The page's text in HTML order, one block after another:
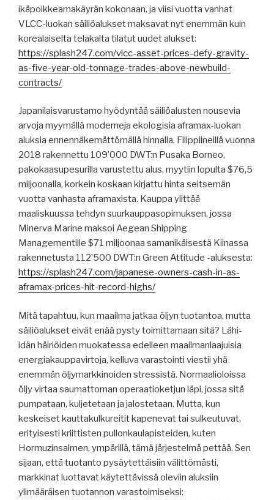
ikäpoikkeamakäyrän kokonaan, ja viisi vuotta vanhat
VLCC-luokan säiliöalukset maksavat nyt enemmän kuin
korealaiselta telakalta tilatut uudet alukset:
https://splash247.com/vlcc-asset-prices-defy-gravity-
as-five-year-old-tonnage-trades-above-newbuild-
contracts/
Japanilaisvarustamo hyödyntää säiliöalusten nousevia
arvoja myymällä moderneja ekologisia aframax-luokan
aluksia ennennäkemättömällä hinnalla. Filippiineillä vuonna
2018 rakennettu 109’000 DWT:n Pusaka Borneo,
pakokaasupesurilla varustettu alus, myytiin lopulta $76,5
miljoonalla, korkein koskaan kirjattu hinta seitsemän
vuotta vanhasta aframaxista. Kauppa ylittää
maaliskuussa tehdyn suurkauppasopimuksen, jossa
Minerva Marine maksoi Aegean Shipping
Managementille $71 miljoonaa samanikäisestä Kiinassa
rakennetusta 112’500 DWT:n Green Attitude -aluksesta:
https://splash247.com/japanese-owners-cash-in-as-
aframax-prices-hit-record-highs/
Mitä tapahtuu, kun maailma jatkaa öljyn tuotantoa, mutta
säiliöalukset eivät enää pysty toimittamaan sitä? Lähi-
idän häiriöiden muokatessa edelleen maailmanlaajuisia
energiakauppavirtoja, kelluva varastointi viestii yhä
enemmän öljymarkkinoiden stressistä. Normaalioloissa
öljy virtaa saumattoman operaatioketjun läpi, jossa sitä
pumpataan, kuljetetaan ja jalostetaan. Mutta, kun
keskeiset kauttakulkureitit kapenevat tai sulkeutuvat,
erityisesti kriittisten pullonkaulapisteiden, kuten
Hormuzinsalmen, ympärillä, tämä järjestelmä pettää. Sen
sijaan, että tuotanto pysäytettäisiin välittömästi,
markkinat luottavat käytettävissä oleviin aluksiin
ylimääräisen tuotannon varastoimiseksi: